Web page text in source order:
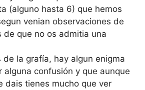
(alguno hasta 6) que hemos
venian observaciones de
de que no os admitia una
de la grafía, hay algun enigma
alguna confusión y que aunque
dais tienes mucho que ver